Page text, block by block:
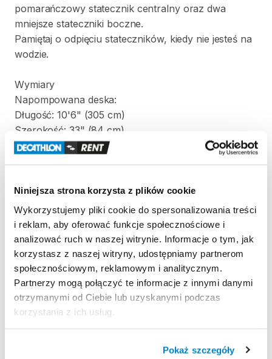
Niniejsza strona korzysta z plików cookie
Wykorzystujemy pliki cookie do spersonalizowania treści
i reklam, aby oferować funkcje społecznościowe i
analizować ruch w naszej witrynie. Informacje o tym, jak
korzystasz z naszej witryny, udostępniamy partnerom
społecznościowym, reklamowym i analitycznym.
Partnerzy mogą połączyć te informacje z innymi danymi
otrzymanymi od Ciebie lub uzyskanymi podczas
korzystania z ich usług.
Pokaż szczegóły
pomarańczowy statecznik centralny oraz dwa
mniejsze stateczniki boczne.
Pamiętaj o odpięciu stateczników​,​ kiedy nie jesteś na
wodzie.
Wymiary
Napompowana deska:
Długość: 10'6" (305 cm)
Szerokość: 33" (84 cm)
Grubość: 6" (15 cm)
Torba zawierająca złożony SUP:
Wysokość: 95 cm
Szerokość: 38 cm
Grubość: 27 cm
Zestaw zawiera:
- deskę SUP
- pagaj
- pompkę